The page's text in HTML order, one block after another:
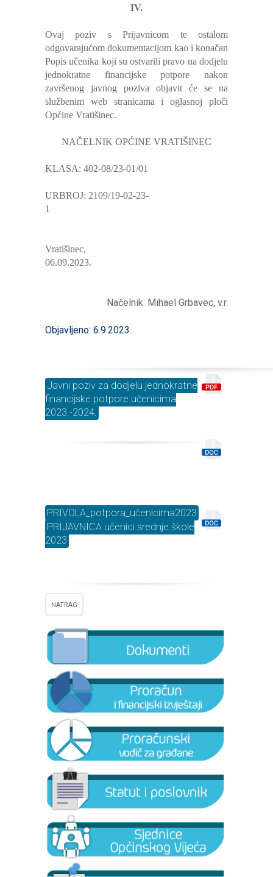
IV.
Ovaj poziv s Prijavnicom te ostalom
odgovarajućom dokumentacijom kao i konačan
Popis učenika koji su ostvarili pravo na dodjelu
jednokratne financijske potpore nakon
završenog javnog poziva objavit će se na
službenim web stranicama i oglasnoj ploči
Općine Vratišinec.
NAČELNIK OPĆINE VRATIŠINEC
KLASA: 402-08/23-01/01
URBROJ: 2109/19-02-23-
1
Vratišinec,
06.09.2023.
Načelnik: Mihael Grbavec, v.r.
Objavljeno: 6.9.2023.
Javni poziv za dodjelu jednokratne
financijske potpore učenicima
2023.-2024.
PRIVOLA_potpora_učenicima2023
PRIJAVNICA učenici srednje škole
2023
NATRAG